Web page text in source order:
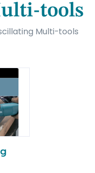
tools
Multi-tools